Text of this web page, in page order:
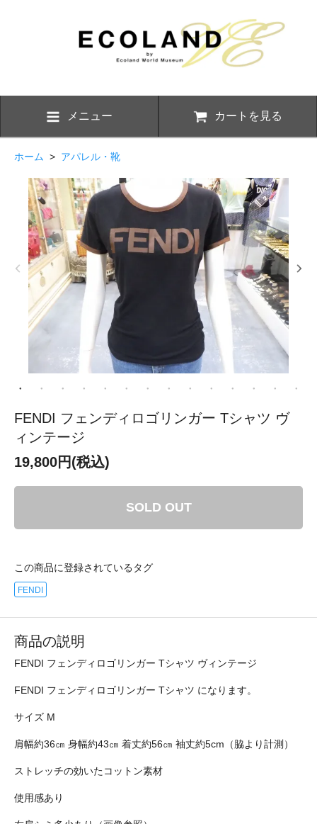
メニュー カートを見る
ホーム > アパレル・靴
FENDI フェンディロゴリンガー Tシャツ ヴ
ィンテージ
19,800円(税込)
SOLD OUT
この商品に登録されているタグ
FENDI
商品の説明
FENDI フェンディロゴリンガー Tシャツ ヴィンテージ
FENDI フェンディロゴリンガー Tシャツ になります。
サイズ M
肩幅約36㎝ 身幅約43㎝ 着丈約56㎝ 袖丈約5cm（脇より計測）
ストレッチの効いたコットン素材
使用感あり